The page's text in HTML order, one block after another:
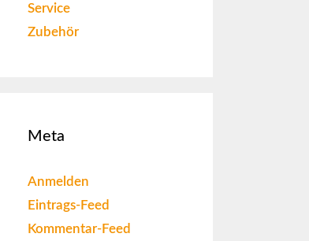
Service
Zubehör
Meta
Anmelden
Eintrags-Feed
Kommentar-Feed